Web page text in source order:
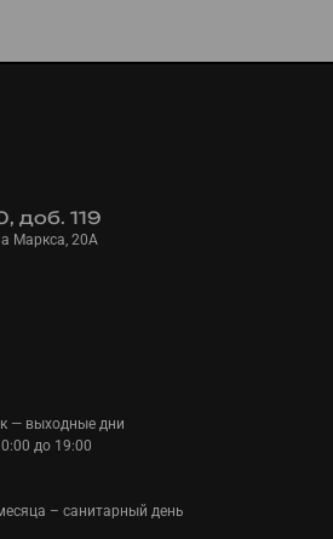
доб. 119
Маркса, 20А
— выходные дни
до 19:00
– санитарный день